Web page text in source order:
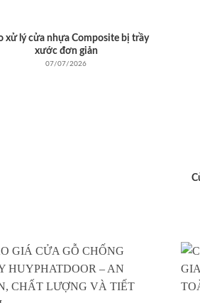
xử lý cửa nhựa Composite bị trầy
xước đơn giản
07/07/2026